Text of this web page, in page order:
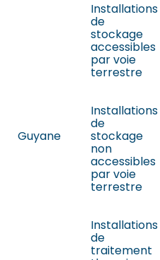
Guyane
Installations
de
stockage
accessibles
par voie
terrestre
Installations
de
stockage
non
accessibles
par voie
terrestre
Installations
de
traitement